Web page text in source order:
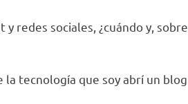
redes sociales, ¿cuándo y, sobre
la tecnología que soy abrí un blog